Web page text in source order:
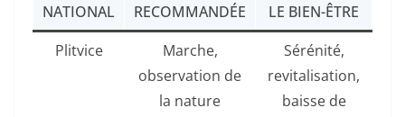
NATIONAL
RECOMMANDÉE
LE BIEN-ÊTRE
Plitvice
Marche,
observation de
la nature
Sérénité,
revitalisation,
baisse de